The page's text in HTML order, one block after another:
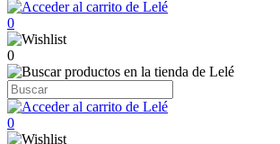
0
0
0